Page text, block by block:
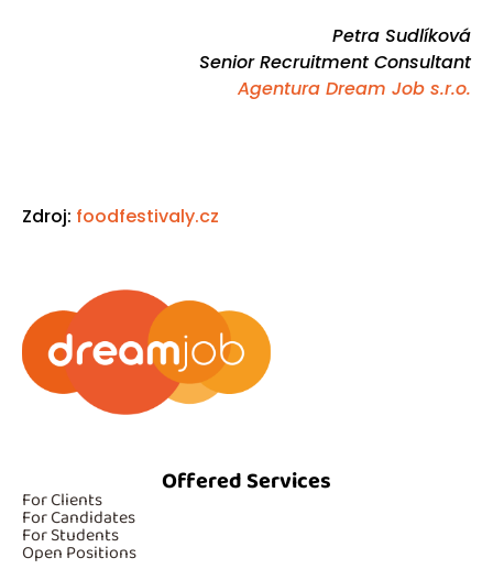
Petra Sudlíková
Senior Recruitment Consultant
Agentura Dream Job s.r.o.
Zdroj: foodfestivaly.cz
Offered Services
For Clients
For Candidates
For Students
Open Positions